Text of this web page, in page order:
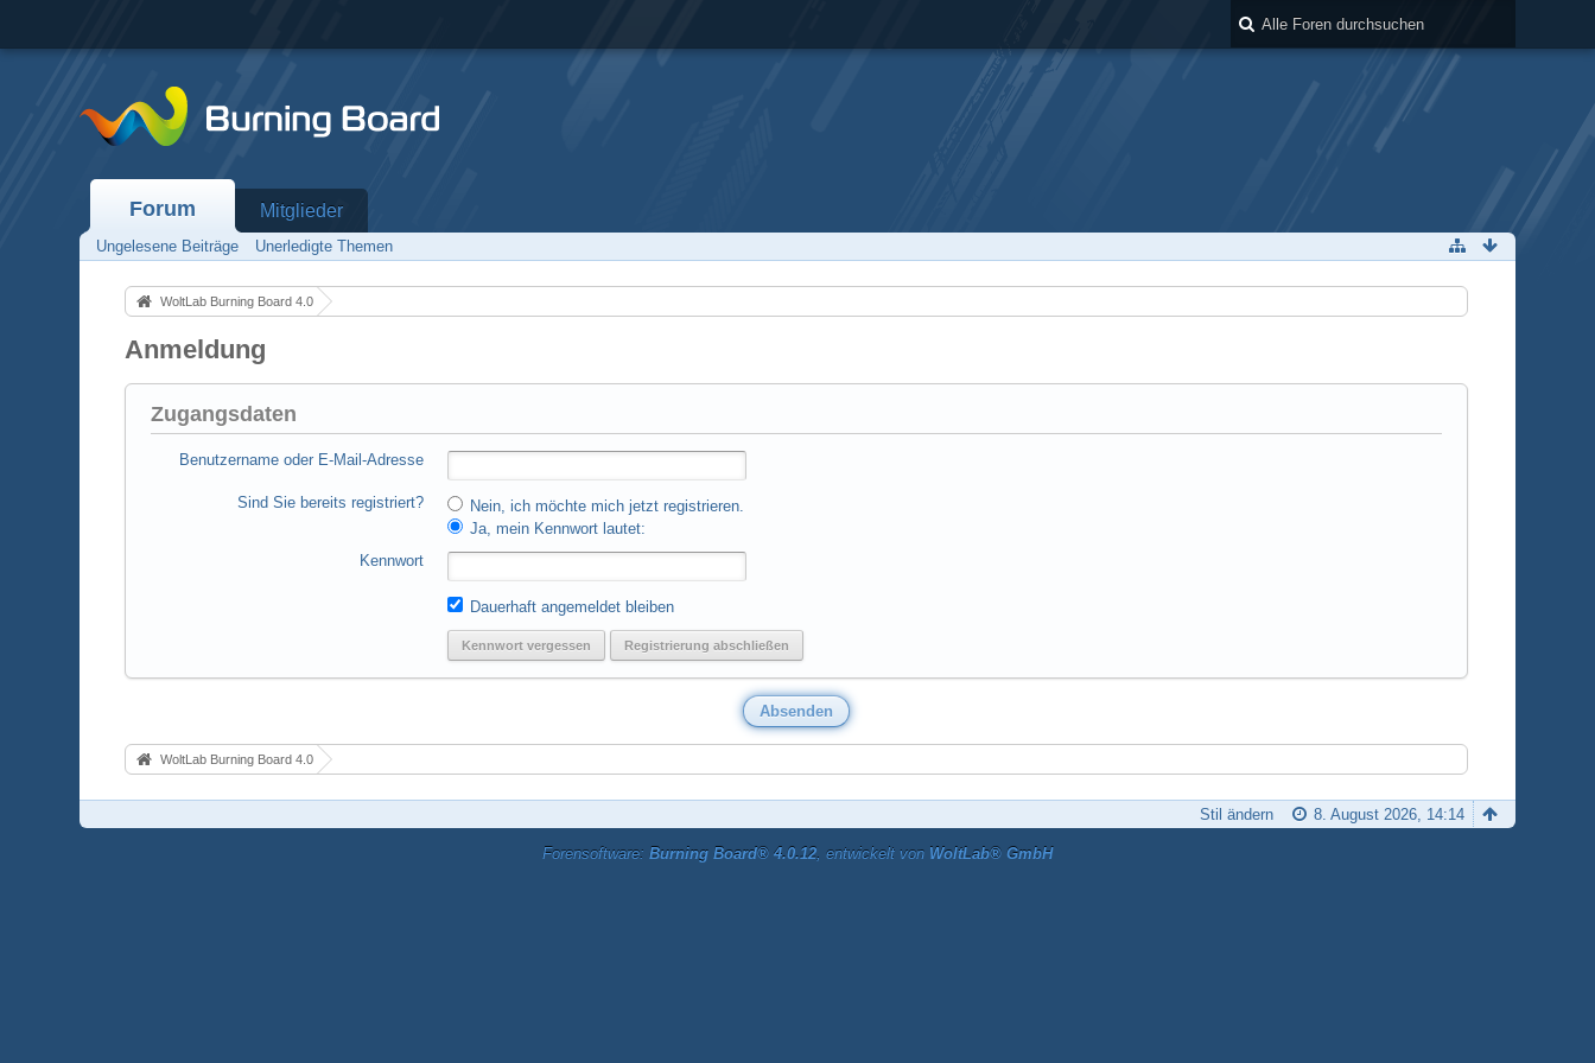
Forum Mitglieder
Ungelesene Beiträge Unerledigte Themen
WoltLab Burning Board 4.0
Anmeldung
Zugangsdaten
Benutzername oder E-Mail-Adresse
Sind Sie bereits registriert?
Nein, ich möchte mich jetzt registrieren.
Ja, mein Kennwort lautet:
Kennwort
Dauerhaft angemeldet bleiben
Kennwort vergessen Registrierung abschließen
WoltLab Burning Board 4.0
8. August 2026, 14:14
Stil ändern
Forensoftware: Burning Board® 4.0.12, entwickelt von WoltLab® GmbH